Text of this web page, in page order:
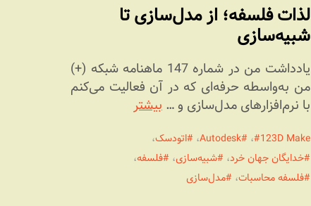
لذات فلسفه؛ از مدل‌سازی تا
شبیه‌سازی
یادداشت من در شماره 147 ماهنامه شبکه (+)
من به‌واسطه حرفه‌ای که در آن فعالیت می‌کنم
با نرم‌افزارهای مدل‌سازی و …بیشتر
123D Make ، Autodesk، اتودسک،
خدایگان جهان خرد، شبیه‌سازی، فلسفه،
فلسفه محاسبات، مدل‌سازی